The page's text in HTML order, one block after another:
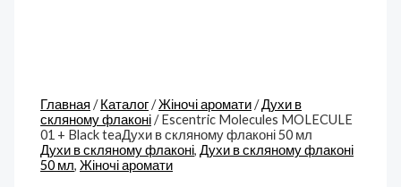
Главная /Каталог/Жіночі аромати/Духи в
скляному флаконі/ Escentric Molecules MOLECULE
01 + Black teaДухи в скляному флаконі 50 мл
Духи в скляному флаконі,Духи в скляному флаконі
50 мл,Жіночі аромати